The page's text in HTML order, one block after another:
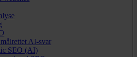
AI-svar
SEO (AI)